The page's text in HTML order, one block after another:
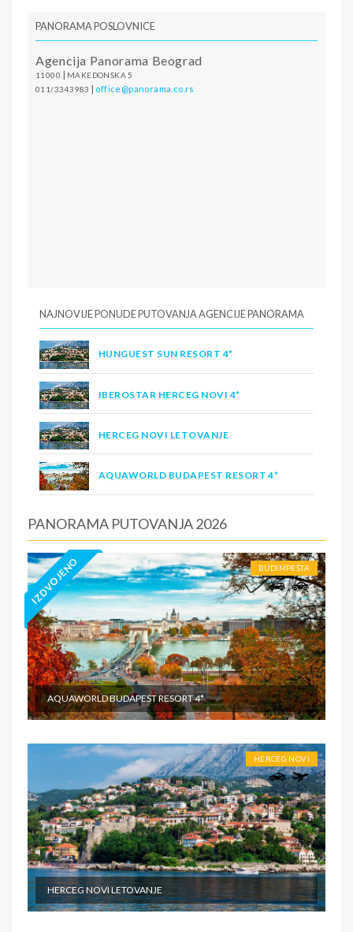
PANORAMA POSLOVNICE
Agencija Panorama Beograd
11000 | MAKEDONSKA 5
011/3343983 | office@panorama.co.rs
NAJNOVIJE PONUDE PUTOVANJA AGENCIJE PANORAMA
HUNGUEST SUN RESORT 4*
IBEROSTAR HERCEG NOVI 4*
HERCEG NOVI LETOVANJE
AQUAWORLD BUDAPEST RESORT 4*
PANORAMA PUTOVANJA 2026
IZDVOJENO BUDIMPEŠTA
AQUAWORLD BUDAPEST RESORT 4*
HERCEG NOVI
HERCEG NOVI LETOVANJE